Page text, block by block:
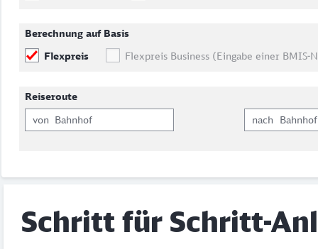
Berechnung auf Basis
Flexpreis
Flexpreis Business (Eingabe einer BMIS-
Reiseroute
von
nach
Schritt für Schritt-